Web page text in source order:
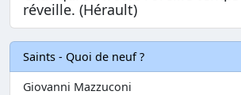
réveille. (Hérault)
Saints - Quoi de neuf ?
Giovanni Mazzuconi